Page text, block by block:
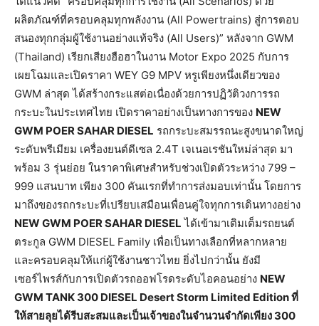
ผลิตภัณฑ์ที่ครอบคลุมทุกพลังงาน (All Powertrains) สู่การตอบ
สนองทุกกลุ่มผู้ใช้งานอย่างแท้จริง (All Users)” หลังจาก GWM
(Thailand) เรียกเสียงฮือฮาในงาน Motor Expo 2025 กับการ
เผยโฉมและเปิดราคา WEY G9 MPV หรูเพียงหนึ่งเดียวของ
GWM ล่าสุด ได้สร้างกระแสต่อเนื่องด้วยการปฏิวัติวงการรถ
กระบะในประเทศไทย เปิดราคาอย่างเป็นทางการของ NEW
GWM POER SAHAR DIESEL รถกระบะสมรรถนะสูงขนาดใหญ่
ระดับพรีเมียม เครื่องยนต์ดีเซล 2.4T เจเนอเรชันใหม่ล่าสุด มา
พร้อม 3 รุ่นย่อย ในราคาพิเศษสำหรับช่วงเปิดตัวระหว่าง 799 –
999 แสนบาท เพียง 300 คันแรกที่ทำการส่งมอบเท่านั้น โดยการ
มาถึงของรถกระบะที่เปรียบเสมือนเพื่อนคู่ใจทุกการเดินทางอย่าง
NEW GWM POER SAHAR DIESEL ได้เข้ามาเติมเต็มรถยนต์
ตระกูล GWM DIESEL Family เพื่อเป็นทางเลือกที่หลากหลาย
และครอบคลุมให้แก่ผู้ใช้งานชาวไทย ยิ่งไปกว่านั้น ยังมี
เซอร์ไพรส์กับการเปิดตัวรถออฟโรดระดับไอคอนอย่าง NEW
GWM TANK 300 DIESEL Desert Storm Limited Editionที่
ให้สายลุยได้รีบสะสมและเป็นเจ้าของในจำนวนจำกัดเพียง 300